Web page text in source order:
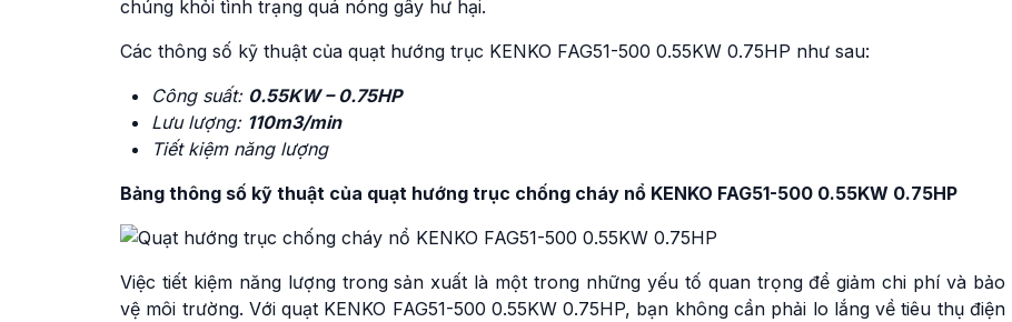
chúng khỏi tình trạng quá nóng gây hư hại.
Các thông số kỹ thuật của quạt hướng trục KENKO FAG51-500 0.55KW 0.75HP như sau:
Công suất: 0.55KW – 0.75HP
Lưu lượng: 110m3/min
Tiết kiệm năng lượng
Bảng thông số kỹ thuật của quạt hướng trục chống cháy nổ KENKO FAG51-500 0.55KW 0.75HP
Việc tiết kiệm năng lượng trong sản xuất là một trong những yếu tố quan trọng để giảm chi phí và bảo
vệ môi trường. Với quạt KENKO FAG51-500 0.55KW 0.75HP, bạn không cần phải lo lắng về tiêu thụ điện